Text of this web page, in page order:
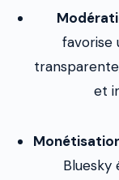
favorise
et
Bluesky